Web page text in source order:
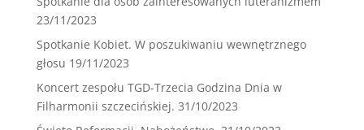
23/11/2023
Spotkanie Kobiet. W poszukiwaniu wewnętrznego
głosu 19/11/2023
Koncert zespołu TGD-Trzecia Godzina Dnia w
Filharmonii szczecińskiej. 31/10/2023